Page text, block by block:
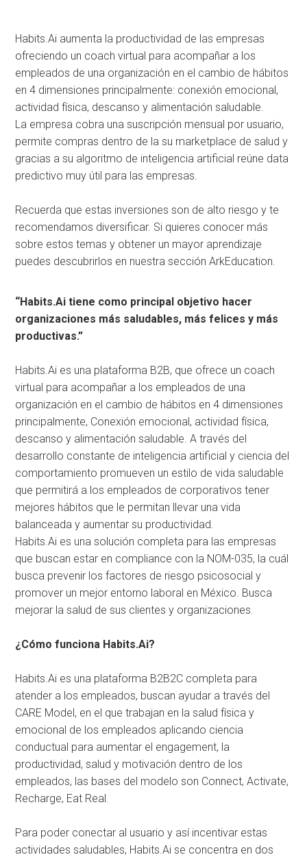
Habits.Ai aumenta la productividad de las empresas
ofreciendo un coach virtual para acompañar a los
empleados de una organización en el cambio de hábitos
en 4 dimensiones principalmente: conexión emocional,
actividad física, descanso y alimentación saludable.
La empresa cobra una suscripción mensual por usuario,
permite compras dentro de la su marketplace de salud y
gracias a su algoritmo de inteligencia artificial reúne data
predictivo muy útil para las empresas.
Recuerda que estas inversiones son de alto riesgo y te
recomendamos diversificar. Si quieres conocer más
sobre estos temas y obtener un mayor aprendizaje
puedes descubrirlos en nuestra sección ArkEducation.
“Habits.Ai tiene como principal objetivo hacer
organizaciones más saludables, más felices y más
productivas.”
Habits.Ai es una plataforma B2B, que ofrece un coach
virtual para acompañar a los empleados de una
organización en el cambio de hábitos en 4 dimensiones
principalmente, Conexión emocional, actividad física,
descanso y alimentación saludable. A través del
desarrollo constante de inteligencia artificial y ciencia del
comportamiento promueven un estilo de vida saludable
que permitirá a los empleados de corporativos tener
mejores hábitos que le permitan llevar una vida
balanceada y aumentar su productividad.
Habits.Ai es una solución completa para las empresas
que buscan estar en compliance con la NOM-035, la cuál
busca prevenir los factores de riesgo psicosocial y
promover un mejor entorno laboral en México. Busca
mejorar la salud de sus clientes y organizaciones.
¿Cómo funciona Habits.Ai?
Habits.Ai es una plataforma B2B2C completa para
atender a los empleados, buscan ayudar a través del
CARE Model, en el que trabajan en la salud física y
emocional de los empleados aplicando ciencia
conductual para aumentar el engagement, la
productividad, salud y motivación dentro de los
empleados, las bases del modelo son Connect, Activate,
Recharge, Eat Real.
Para poder conectar al usuario y así incentivar estas
actividades saludables, Habits.Ai se concentra en dos